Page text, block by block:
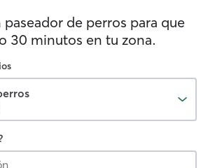
paseador de perros para que
30 minutos en tu zona.